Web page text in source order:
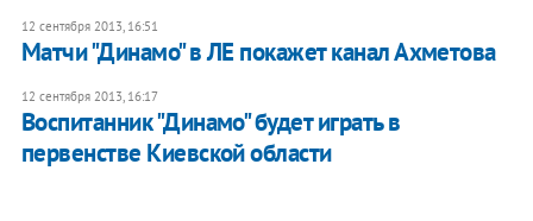
12 сентября 2013, 16:51
Матчи "Динамо" в ЛЕ покажет канал Ахметова
12 сентября 2013, 16:17
Воспитанник "Динамо" будет играть в
первенстве Киевской области